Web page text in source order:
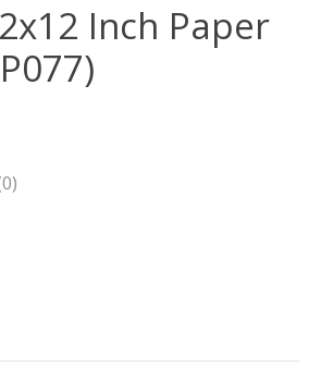
Inch Paper
dit product is